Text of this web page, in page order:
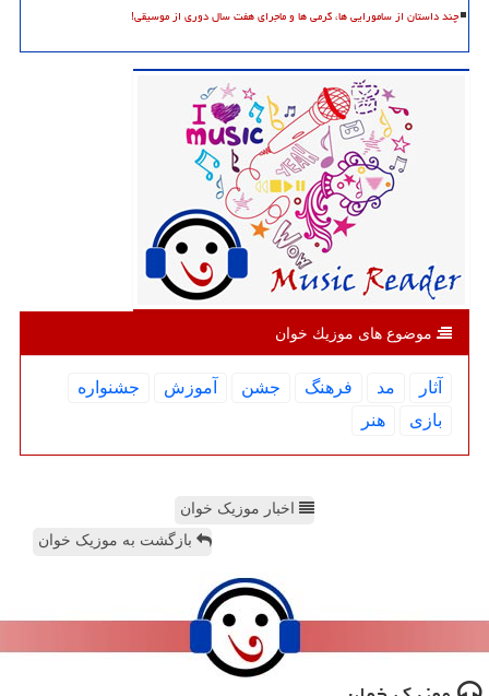
چند داستان از سامورایی ها، گرمی ها و ماجرای هفت سال دوری از موسیقی!
موضوع های موزیك خوان
آثار مد فرهنگ جشن آموزش
جشنواره
بازی
هنر
اخبار موزیک خوان
بازگشت به موزیک خوان